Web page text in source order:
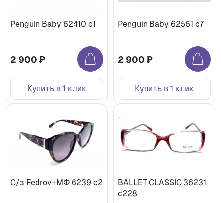
Penguin Baby 62410 c1
2 900 ₽
Купить в 1 клик
Penguin Baby 62561 c7
2 900 ₽
Купить в 1 клик
C/з Fedrov+МФ 6239 c2
BALLET CLASSIC 36231
с228